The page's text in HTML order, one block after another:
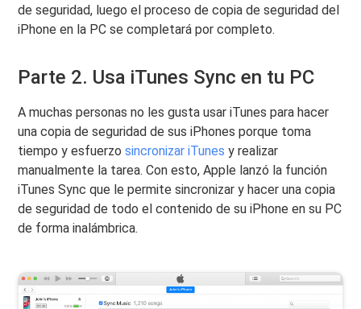
de seguridad, luego el proceso de copia de seguridad del
iPhone en la PC se completará por completo.
Parte 2. Usa iTunes Sync en tu PC
A muchas personas no les gusta usar iTunes para hacer
una copia de seguridad de sus iPhones porque toma
tiempo y esfuerzosincronizar iTunes y realizar
manualmente la tarea. Con esto, Apple lanzó la función
iTunes Sync que le permite sincronizar y hacer una copia
de seguridad de todo el contenido de su iPhone en su PC
de forma inalámbrica.